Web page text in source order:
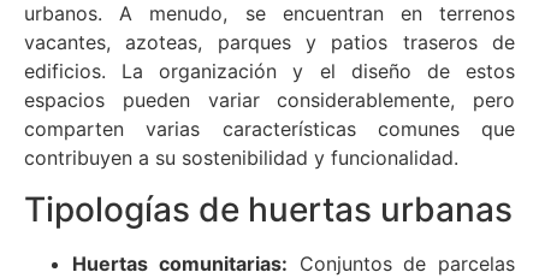
urbanos. A menudo, se encuentran en terrenos
vacantes, azoteas, parques y patios traseros de
edificios. La organización y el diseño de estos
espacios pueden variar considerablemente, pero
comparten varias características comunes que
contribuyen a su sostenibilidad y funcionalidad.
Tipologías de huertas urbanas
Huertas comunitarias: Conjuntos de parcelas